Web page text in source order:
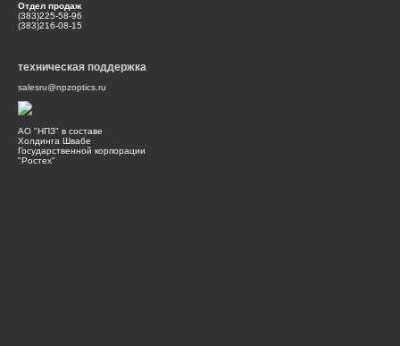
Отдел продаж
(383)225-58-96
(383)216-08-15
техническая поддержка
salesru@npzoptics.ru
АО "НПЗ" в составе
Холдинга Швабе
Государственной корпорации
"Ростех"